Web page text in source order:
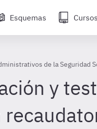
Esquemas Cursos
de la Seguridad
y